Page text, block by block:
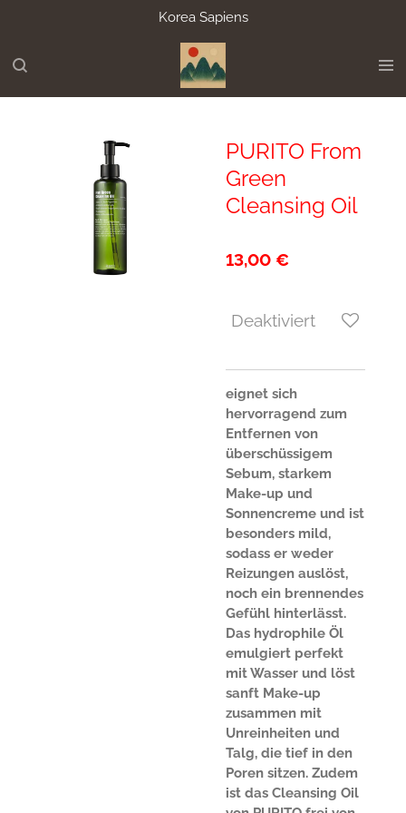
springen
Korea Sapiens
PURITO From
Green
Cleansing Oil
13,00 €
Deaktiviert
eignet sich
hervorragend zum
Entfernen von
überschüssigem
Sebum, starkem
Make-up und
Sonnencreme und ist
besonders mild,
sodass er weder
Reizungen auslöst,
noch ein brennendes
Gefühl hinterlässt.
Das hydrophile Öl
emulgiert perfekt
mit Wasser und löst
sanft Make-up
zusammen mit
Unreinheiten und
Talg, die tief in den
Poren sitzen. Zudem
ist das Cleansing Oil